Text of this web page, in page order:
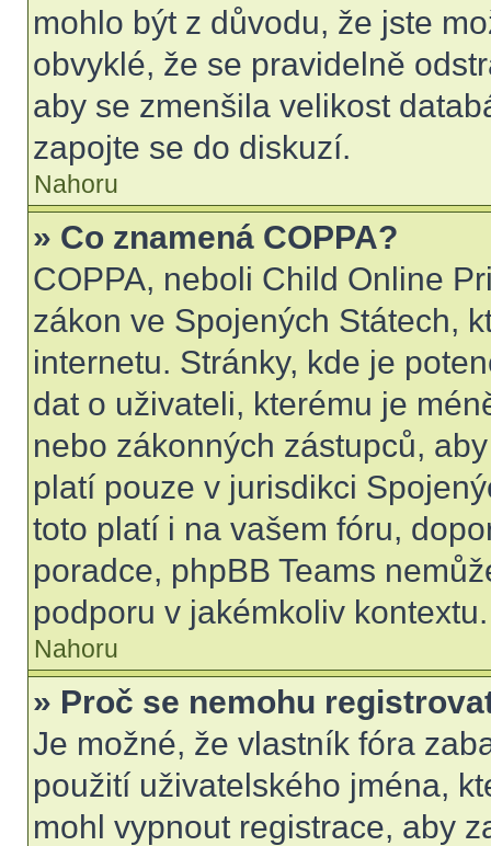
mohlo být z důvodu, že jste
obvyklé, že se pravidelně
aby se zmenšila velikost
zapojte se do diskuzí.
Nahoru
» Co znamená COPPA?
COPPA, neboli Child Online
zákon ve Spojených Státech,
internetu. Stránky, kde je
dat o uživateli, kterému je
nebo zákonných zástupců,
platí pouze v jurisdikci
toto platí i na vašem fóru,
poradce, phpBB Teams
podporu v jakémkoliv kontextu.
Nahoru
» Proč se nemohu
Je možné, že vlastník fóra
použití uživatelského jména,
mohl vypnout registrace, aby